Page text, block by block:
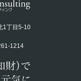
1丁目5-10
1214